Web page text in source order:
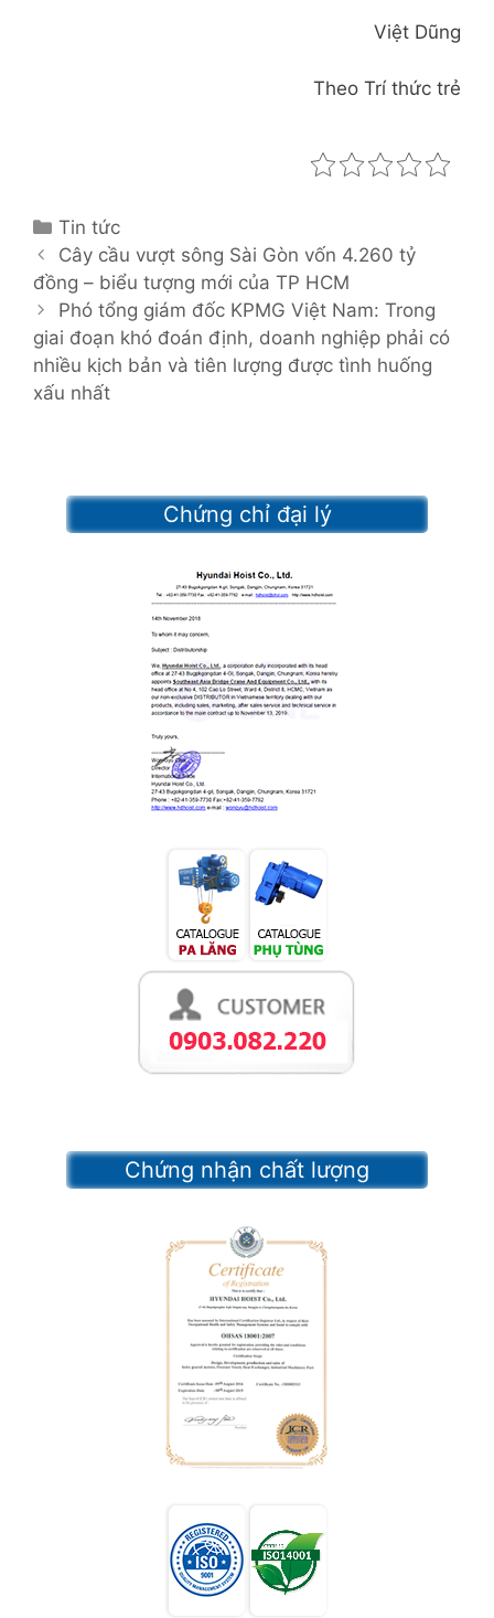
Việt Dũng
Theo Trí thức trẻ
C
a
t
e
g
o
r
Tin tức
P
o
s
t
n
a
Cây cầu vượt sông Sài Gòn vốn 4.260 tỷ
đồng – biểu tượng mới của TP HCM
Phó tổng giám đốc KPMG Việt Nam: Trong
giai đoạn khó đoán định, doanh nghiệp phải có
nhiều kịch bản và tiên lượng được tình huống
xấu nhất
Chứng chỉ đại lý
Chứng nhận chất lượng